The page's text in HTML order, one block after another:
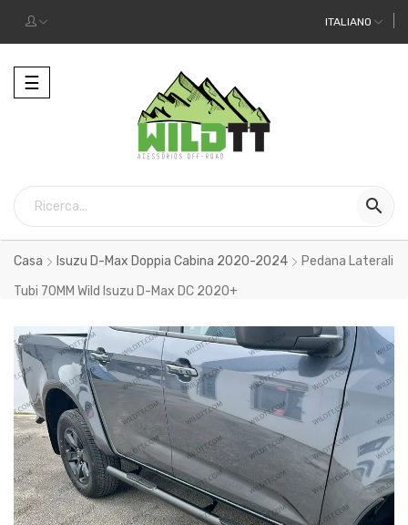
ITALIANO
Toggle
navigation
☰

Casa Isuzu D-Max Doppia Cabina 2020-2024
Pedana Laterali
Tubi 70MM Wild Isuzu D-Max DC 2020+